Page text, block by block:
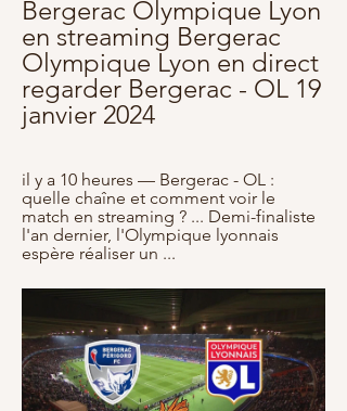
Bergerac Olympique Lyon
en streaming Bergerac
Olympique Lyon en direct
regarder Bergerac - OL 19
janvier 2024
il y a 10 heures — Bergerac - OL :
quelle chaîne et comment voir le
match en streaming ? ... Demi-finaliste
l'an dernier, l'Olympique lyonnais
espère réaliser un ...